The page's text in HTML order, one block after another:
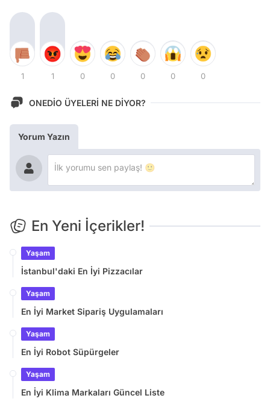
1 1 0 0 0 0 0
ONEDİO ÜYELERİ NE DİYOR?
Yorum Yazın
En Yeni İçerikler!
Yaşam
İstanbul'daki En İyi Pizzacılar
Yaşam
En İyi Market Sipariş Uygulamaları
Yaşam
En İyi Robot Süpürgeler
Yaşam
En İyi Klima Markaları Güncel Liste